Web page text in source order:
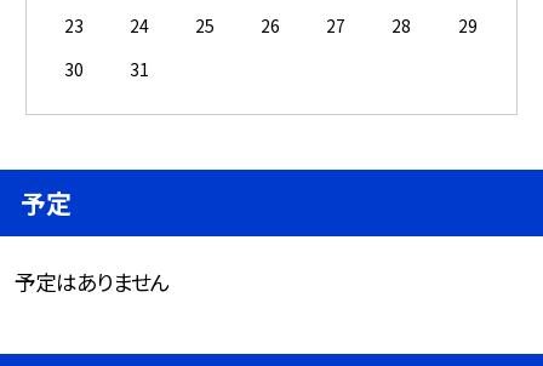
23
24 25 26 27 28
29
30
31
予定
予定はありません